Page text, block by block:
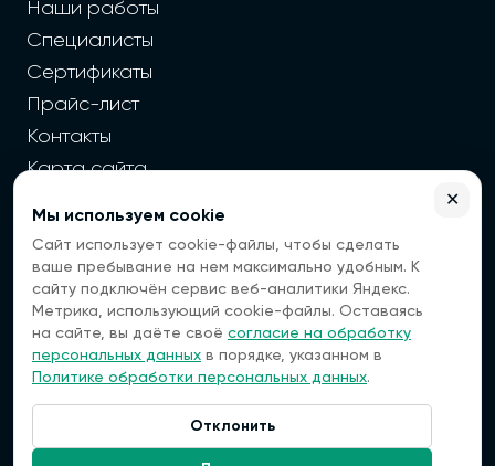
Связаться:
Наши работы
Специалисты
Сертификаты
Прайс-лист
Контакты
Карта сайта
2026 г. Cайт санэпидемстанции — Все права защищены
Все цены на сайте носят информационный
характер, окончательная цена зависит от многих
факторов. Информация с сайта не является
публичной офертой.
Мы — платформа, которая помогает вам найти
специалистов по дезинфекции. Мы не оказываем
услуги напрямую, а передаем ваши заявки
проверенным исполнителям.
Наша компания не несет ответственности за
качество выполненных работ или услуг,
Мы используем cookie
Сайт использует cookie-файлы, чтобы сделать
ваше пребывание на нем максимально удобным. К
сайту подключён сервис веб-аналитики Яндекс.
Метрика, использующий cookie-файлы. Оставаясь
на сайте, вы даёте своё согласие на обработку
персональных данных в порядке, указанном в
Политике обработки персональных данных.
Отклонить
✕